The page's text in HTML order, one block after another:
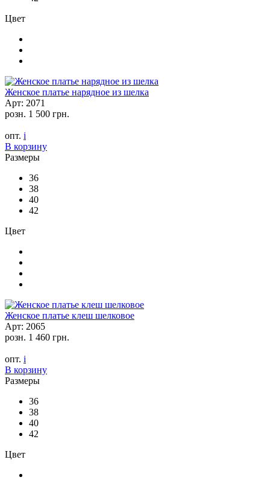
Цвет
Женское платье нарядное из шелка
Арт: 2071
розн. 1 500 грн.
опт. i
В корзину
Размеры
36
38
40
42
Цвет
Женское платье клеш шелковое
Арт: 2065
розн. 1 460 грн.
опт. i
В корзину
Размеры
36
38
40
42
Цвет